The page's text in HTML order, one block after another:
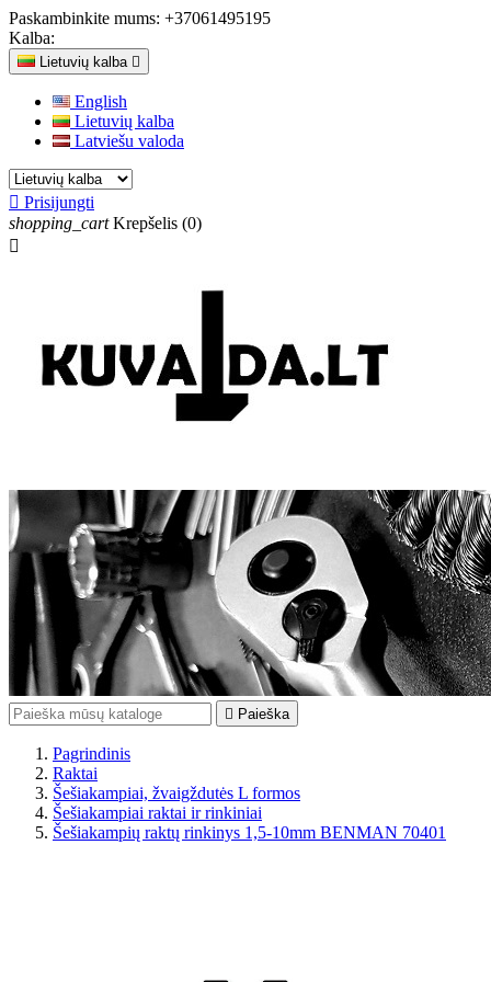
Paskambinkite mums: +37061495195
Kalba:
Lietuvių kalba 
English
Lietuvių kalba
Latviešu valoda
 Prisijungti
shopping_cart Krepšelis (0)

 Paieška
Pagrindinis
Raktai
Šešiakampiai, žvaigždutės L formos
Šešiakampiai raktai ir rinkiniai
Šešiakampių raktų rinkinys 1,5-10mm BENMAN 70401